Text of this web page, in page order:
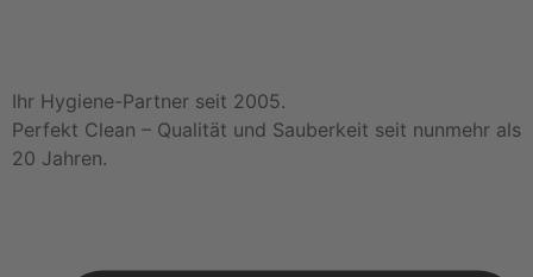
Ihr Hygiene-Partner seit 2005.
Perfekt Clean – Qualität und Sauberkeit seit nunmehr als
20 Jahren.